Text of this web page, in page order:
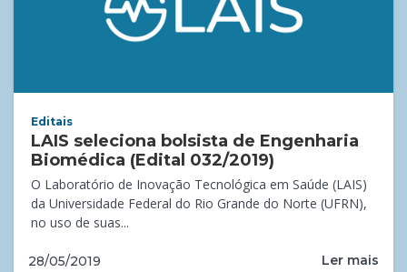
Editais
LAIS seleciona bolsista de Engenharia
Biomédica (Edital 032/2019)
O Laboratório de Inovação Tecnológica em Saúde (LAIS)
da Universidade Federal do Rio Grande do Norte (UFRN),
no uso de suas...
28/05/2019 Ler mais